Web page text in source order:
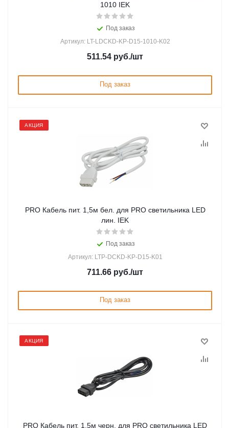
1010 IEK
Под заказ
Артикул: LT-LDCKD-KP-D15-1010-K02
511.54 руб./шт
Под заказ
АКЦИЯ
PRO Кабель пит. 1,5м бел. для PRO светильника LED
лин. IEK
Под заказ
Артикул: LTP-DCKD-KP-D15-K01
711.66 руб./шт
Под заказ
АКЦИЯ
PRO Кабель пит. 1,5м черн. для PRO светильника LED